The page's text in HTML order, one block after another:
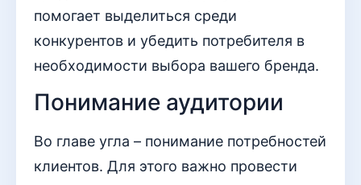
помогает выделиться среди
конкурентов и убедить потребителя в
необходимости выбора вашего бренда.
Понимание аудитории
Во главе угла – понимание потребностей
клиентов. Для этого важно провести